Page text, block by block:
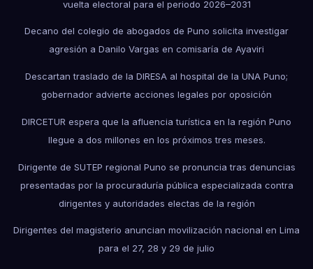
vuelta electoral para el periodo 2026–2031
Decano del colegio de abogados de Puno solicita investigar
agresión a Danilo Vargas en comisaría de Ayaviri
Descartan traslado de la DIRESA al hospital de la UNA Puno;
gobernador advierte acciones legales por oposición
DIRCETUR espera que la afluencia turística en la región Puno
llegue a dos millones en los próximos tres meses.
Dirigente de SUTEP regional Puno se pronuncia tras denuncias
presentadas por la procuraduría pública especializada contra
dirigentes y autoridades electas de la región
Dirigentes del magisterio anuncian movilización nacional en Lima
para el 27, 28 y 29 de julio